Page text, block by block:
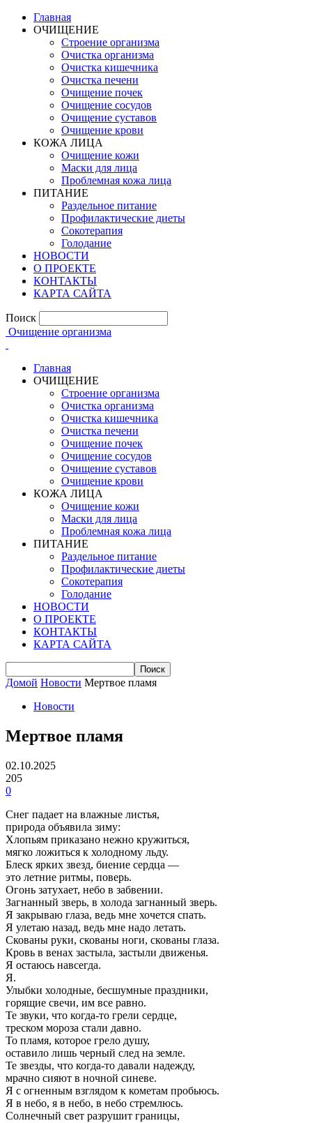
Главная
ОЧИЩЕНИЕ
Строение организма
Очистка организма
Очистка кишечника
Очистка печени
Очищение почек
Очищение сосудов
Очищение суставов
Очищение крови
КОЖА ЛИЦА
Очищение кожи
Маски для лица
Проблемная кожа лица
ПИТАНИЕ
Раздельное питание
Профилактические диеты
Сокотерапия
Голодание
НОВОСТИ
О ПРОЕКТЕ
КОНТАКТЫ
КАРТА САЙТА
Поиск
Очищение организма
Главная
ОЧИЩЕНИЕ
Строение организма
Очистка организма
Очистка кишечника
Очистка печени
Очищение почек
Очищение сосудов
Очищение суставов
Очищение крови
КОЖА ЛИЦА
Очищение кожи
Маски для лица
Проблемная кожа лица
ПИТАНИЕ
Раздельное питание
Профилактические диеты
Сокотерапия
Голодание
НОВОСТИ
О ПРОЕКТЕ
КОНТАКТЫ
КАРТА САЙТА
Домой Новости Мертвое пламя
Новости
Мертвое пламя
02.10.2025
205
0
Снег падает на влажные листья,
природа объявила зиму:
Хлопьям приказано нежно кружиться,
мягко ложиться к холодному льду.
Блеск ярких звезд, биение сердца —
это летние ритмы, поверь.
Огонь затухает, небо в забвении.
Загнанный зверь, в холода загнанный зверь.
Я закрываю глаза, ведь мне хочется спать.
Я улетаю назад, ведь мне надо летать.
Скованы руки, скованы ноги, скованы глаза.
Кровь в венах застыла, застыли движенья.
Я остаюсь навсегда.
Я.
Улыбки холодные, бесшумные праздники,
горящие свечи, им все равно.
Те звуки, что когда-то грели сердце,
треском мороза стали давно.
То пламя, которое грело душу,
оставило лишь черный след на земле.
Те звезды, что когда-то давали надежду,
мрачно сияют в ночной синеве.
Я с огненным взглядом к кометам пробьюсь.
Я в небо, я в небо, в небо стремлюсь.
Солнечный свет разрушит границы,